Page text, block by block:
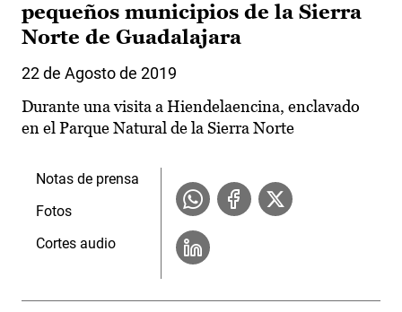
pequeños municipios de la Sierra
Norte de Guadalajara
22 de Agosto de 2019
Durante una visita a Hiendelaencina, enclavado
en el Parque Natural de la Sierra Norte
Notas de prensa
Fotos
Cortes audio